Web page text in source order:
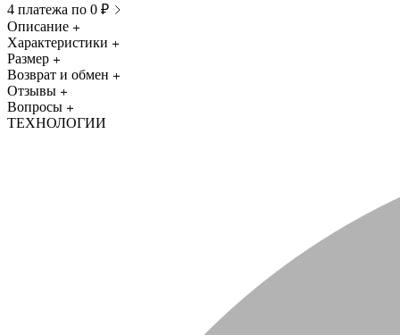
4 платежа по 0 ₽
Описание
Характеристики
Размер
Возврат и обмен
Отзывы
Вопросы
ТЕХНОЛОГИИ